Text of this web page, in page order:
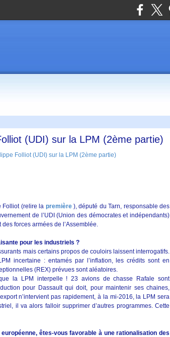
(UDI) sur la LPM (2ème partie)
Folliot (relire la première), député du Tarn, responsable des
de l’UDI (Union des démocrates et indépendants)
forces armées de l’Assemblée.
pour les industriels ?
mais certains propos de couloirs laissent interrogatifs.
incertaine : entamés par l’inflation, les crédits sont en
(REX) prévues sont aléatoires.
la LPM interpelle ! 23 avions de chasse Rafale sont
pour Dassault qui doit, pour maintenir ses chaines,
n’intervient pas rapidement, à la mi-2016, la LPM sera
il va alors falloir supprimer d’autres programmes. Cette
êtes-vous favorable à une rationalisation des